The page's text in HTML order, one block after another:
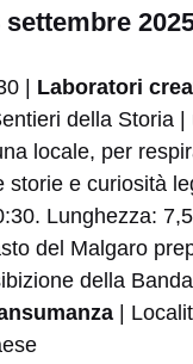
| Laboratori
della Storia
locale, per
storie e curiosità
Lunghezza:
del Malgaro
della
|